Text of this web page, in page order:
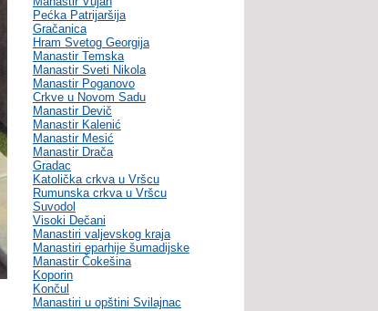
Pećka Patrijaršija
Gračanica
Hram Svetog Georgija
Manastir Temska
Manastir Sveti Nikola
Manastir Poganovo
Crkve u Novom Sadu
Manastir Devič
Manastir Kalenić
Manastir Mesić
Manastir Drača
Gradac
Katolička crkva u Vršcu
Rumunska crkva u Vršcu
Suvodol
Visoki Dečani
Manastiri valjevskog kraja
Manastiri eparhije šumadijske
Manastir Čokešina
Koporin
Končul
Manastiri u opštini Svilajnac